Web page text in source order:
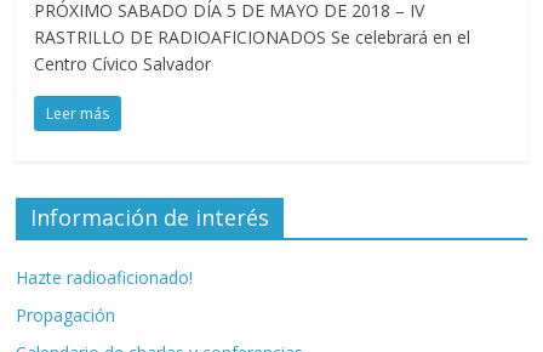
Zaragoza
URZ
PRÓXIMO SABADO DÍA 5 DE MAYO DE 2018 – IV
RASTRILLO DE RADIOAFICIONADOS Se celebrará en el
Centro Cívico Salvador
Leer más
Información de interés
Hazte radioaficionado!
Propagación